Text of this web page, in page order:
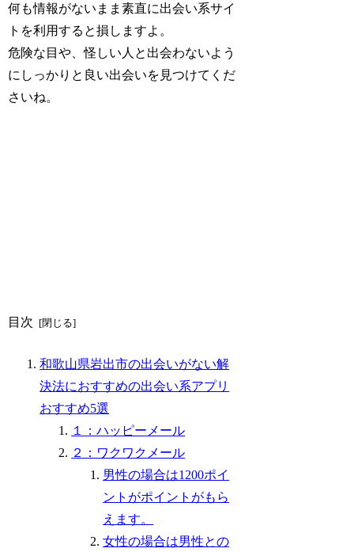
何も情報がないまま素直に出会い系サイ
トを利用すると損しますよ。
危険な目や、怪しい人と出会わないよう
にしっかりと良い出会いを見つけてくだ
さいね。
目次
和歌山県岩出市の出会いがない解
決法におすすめの出会い系アプリ
おすすめ5選
１：ハッピーメール
２：ワクワクメール
男性の場合は1200ポイ
ントがポイントがもら
えます。
女性の場合は男性との